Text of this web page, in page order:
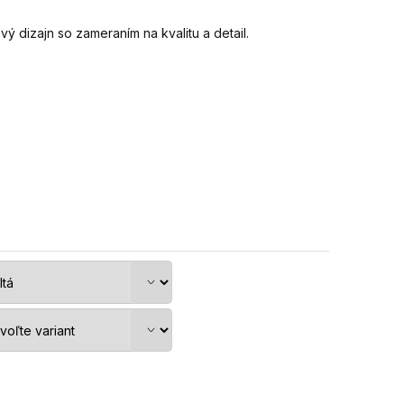
dizajn so zameraním na kvalitu a detail.